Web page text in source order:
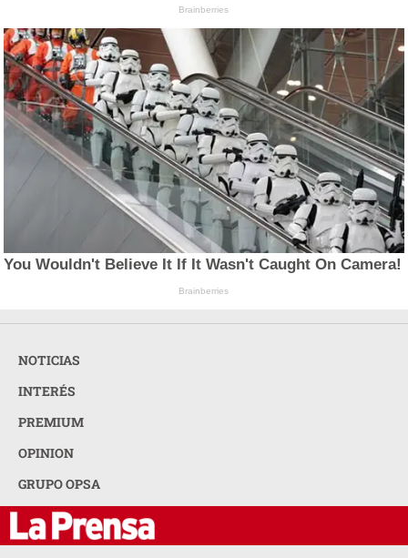
Brainberries
You Wouldn't Believe It If It Wasn't Caught On Camera!
Brainberries
NOTICIAS
INTERÉS
PREMIUM
OPINION
GRUPO OPSA